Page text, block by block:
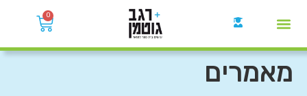
0
מאמרים